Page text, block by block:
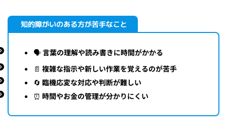
知的障がいのある方が苦手なこと
🗣言葉の理解や読み書きに時間がかかる
📄 複雑な指示や新しい作業を覚えるのが苦手
🔄 臨機応変な対応や判断が難しい
⏰ 時間やお金の管理が分かりにくい